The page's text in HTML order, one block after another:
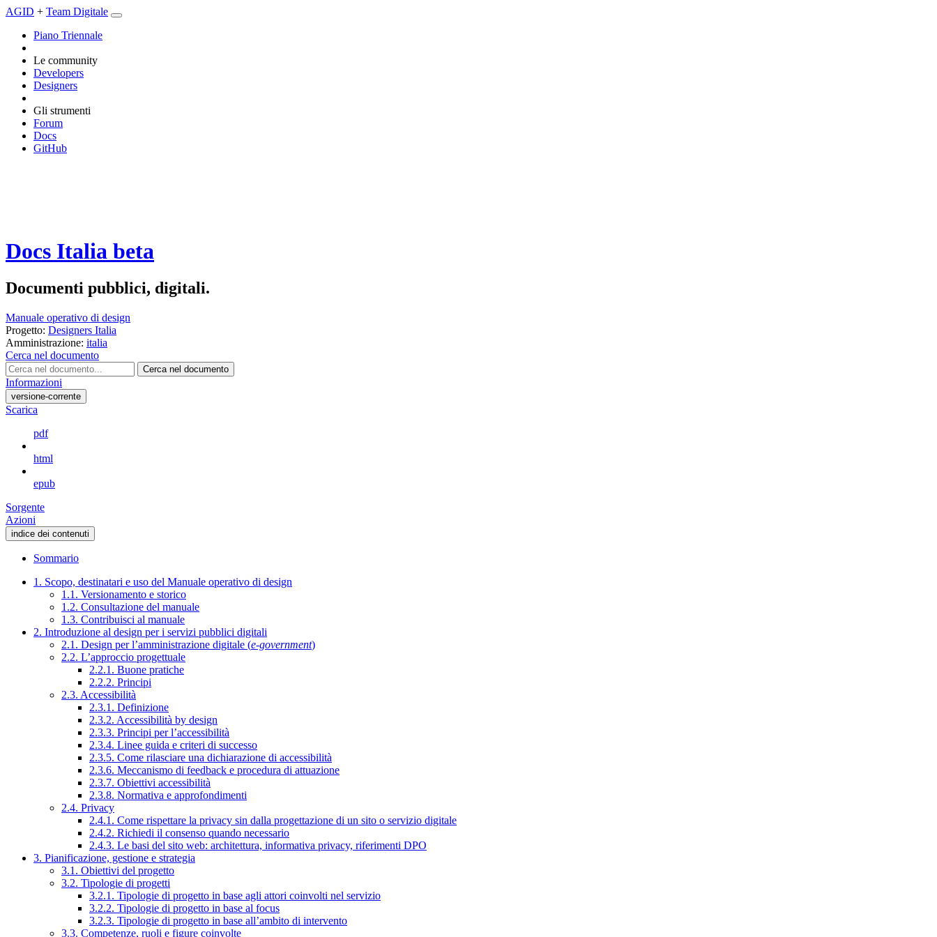
AGID + Team Digitale
Piano Triennale
Le community
Developers
Designers
Gli strumenti
Forum
Docs
GitHub
Docs Italia beta
Documenti pubblici, digitali.
Manuale operativo di design
Progetto: Designers Italia
Amministrazione: italia
Cerca nel documento
Cerca nel documento
Informazioni
versione-corrente
Scarica
pdf
html
epub
Sorgente
Azioni
indice dei contenuti
Sommario
1. Scopo, destinatari e uso del Manuale operativo di design
1.1. Versionamento e storico
1.2. Consultazione del manuale
1.3. Contribuisci al manuale
2. Introduzione al design per i servizi pubblici digitali
2.1. Design per l’amministrazione digitale (e-government)
2.2. L’approccio progettuale
2.2.1. Buone pratiche
2.2.2. Principi
2.3. Accessibilità
2.3.1. Definizione
2.3.2. Accessibilità by design
2.3.3. Principi per l’accessibilità
2.3.4. Linee guida e criteri di successo
2.3.5. Come rilasciare una dichiarazione di accessibilità
2.3.6. Meccanismo di feedback e procedura di attuazione
2.3.7. Obiettivi accessibilità
2.3.8. Normativa e approfondimenti
2.4. Privacy
2.4.1. Come rispettare la privacy sin dalla progettazione di un sito o servizio digitale
2.4.2. Richiedi il consenso quando necessario
2.4.3. Le basi del sito web: architettura, informativa privacy, riferimenti DPO
3. Pianificazione, gestione e strategia
3.1. Obiettivi del progetto
3.2. Tipologie di progetti
3.2.1. Tipologie di progetto in base agli attori coinvolti nel servizio
3.2.2. Tipologie di progetto in base al focus
3.2.3. Tipologie di progetto in base all’ambito di intervento
3.3. Competenze, ruoli e figure coinvolte